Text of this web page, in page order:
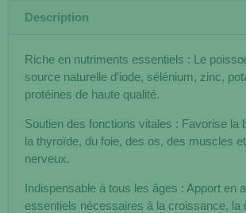
Description
Riche en nutriments essentiels : Le
source naturelle d’iode, sélénium, zinc,
protéines de haute qualité.
Soutien des fonctions vitales : Favorise la
la thyroïde, du foie, des os, des muscles
nerveux.
Indispensable à tous les âges : Apport en
essentiels nécessaires à la croissance, la